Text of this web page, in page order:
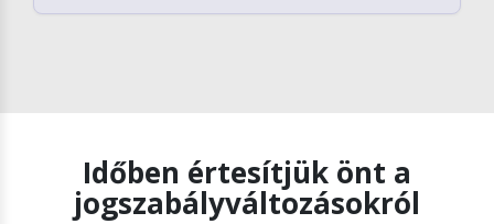
Időben értesítjük önt a
jogszabályváltozásokról